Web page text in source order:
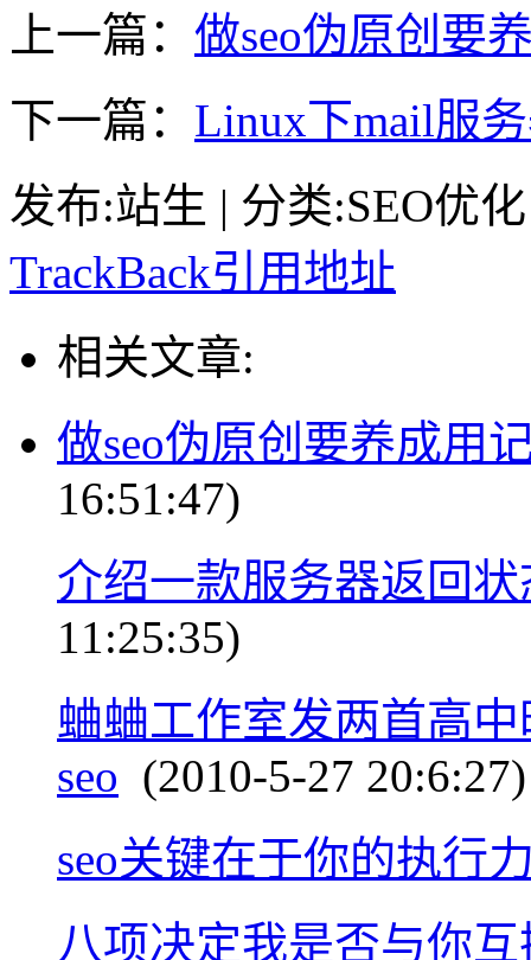
上一篇： 做seo伪原创要
下一篇： Linux下mail服
发布:站生 | 分类:SEO优
TrackBack引用地址
相关文章:
做seo伪原创要养成用
16:51:47)
介绍一款服务器返回
11:25:35)
蛐蛐工作室发两首高
seo (2010-5-27 20:6:27)
seo关键在于你的执行
八项决定我是否与你